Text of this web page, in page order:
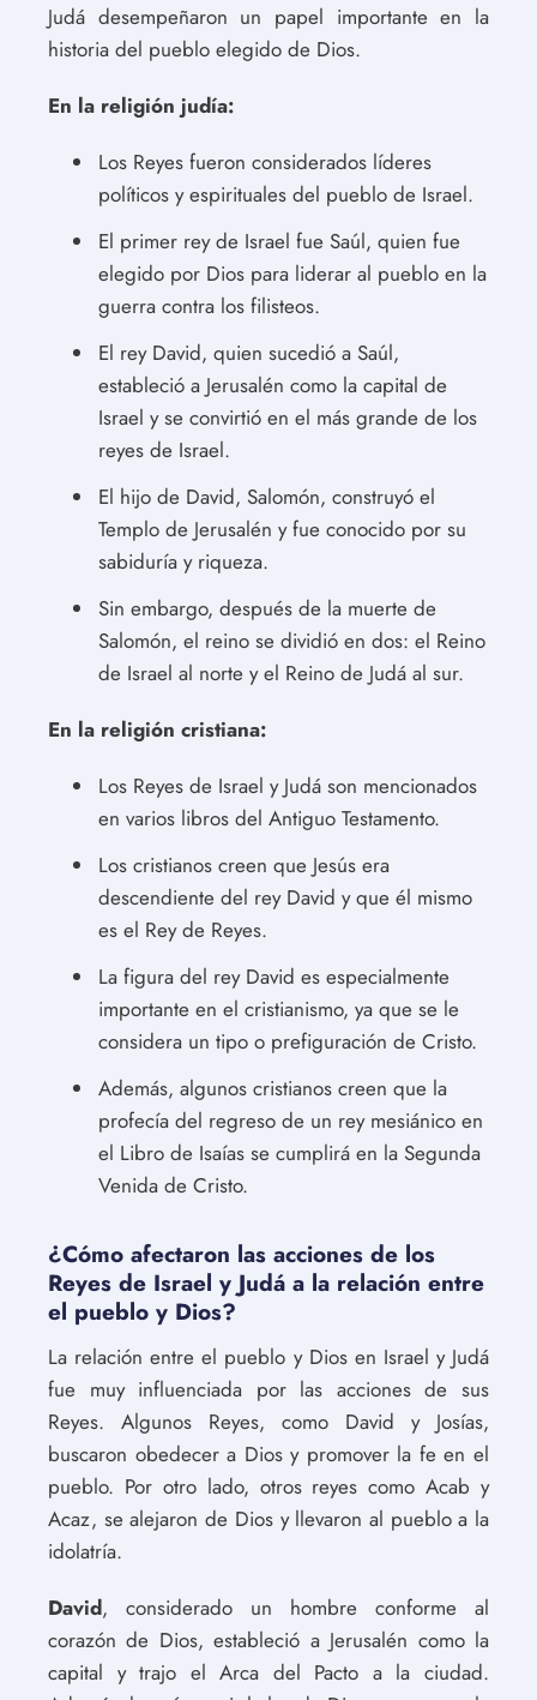
Judá desempeñaron un papel importante en la
historia del pueblo elegido de Dios.
En la religión judía:
Los Reyes fueron considerados líderes
políticos y espirituales del pueblo de Israel.
El primer rey de Israel fue Saúl, quien fue
elegido por Dios para liderar al pueblo en la
guerra contra los filisteos.
El rey David, quien sucedió a Saúl,
estableció a Jerusalén como la capital de
Israel y se convirtió en el más grande de los
reyes de Israel.
El hijo de David, Salomón, construyó el
Templo de Jerusalén y fue conocido por su
sabiduría y riqueza.
Sin embargo, después de la muerte de
Salomón, el reino se dividió en dos: el Reino
de Israel al norte y el Reino de Judá al sur.
En la religión cristiana:
Los Reyes de Israel y Judá son mencionados
en varios libros del Antiguo Testamento.
Los cristianos creen que Jesús era
descendiente del rey David y que él mismo
es el Rey de Reyes.
La figura del rey David es especialmente
importante en el cristianismo, ya que se le
considera un tipo o prefiguración de Cristo.
Además, algunos cristianos creen que la
profecía del regreso de un rey mesiánico en
el Libro de Isaías se cumplirá en la Segunda
Venida de Cristo.
¿Cómo afectaron las acciones de los
Reyes de Israel y Judá a la relación entre
el pueblo y Dios?
La relación entre el pueblo y Dios en Israel y Judá
fue muy influenciada por las acciones de sus
Reyes. Algunos Reyes, como David y Josías,
buscaron obedecer a Dios y promover la fe en el
pueblo. Por otro lado, otros reyes como Acab y
Acaz, se alejaron de Dios y llevaron al pueblo a la
idolatría.
David, considerado un hombre conforme al
corazón de Dios, estableció a Jerusalén como la
capital y trajo el Arca del Pacto a la ciudad.